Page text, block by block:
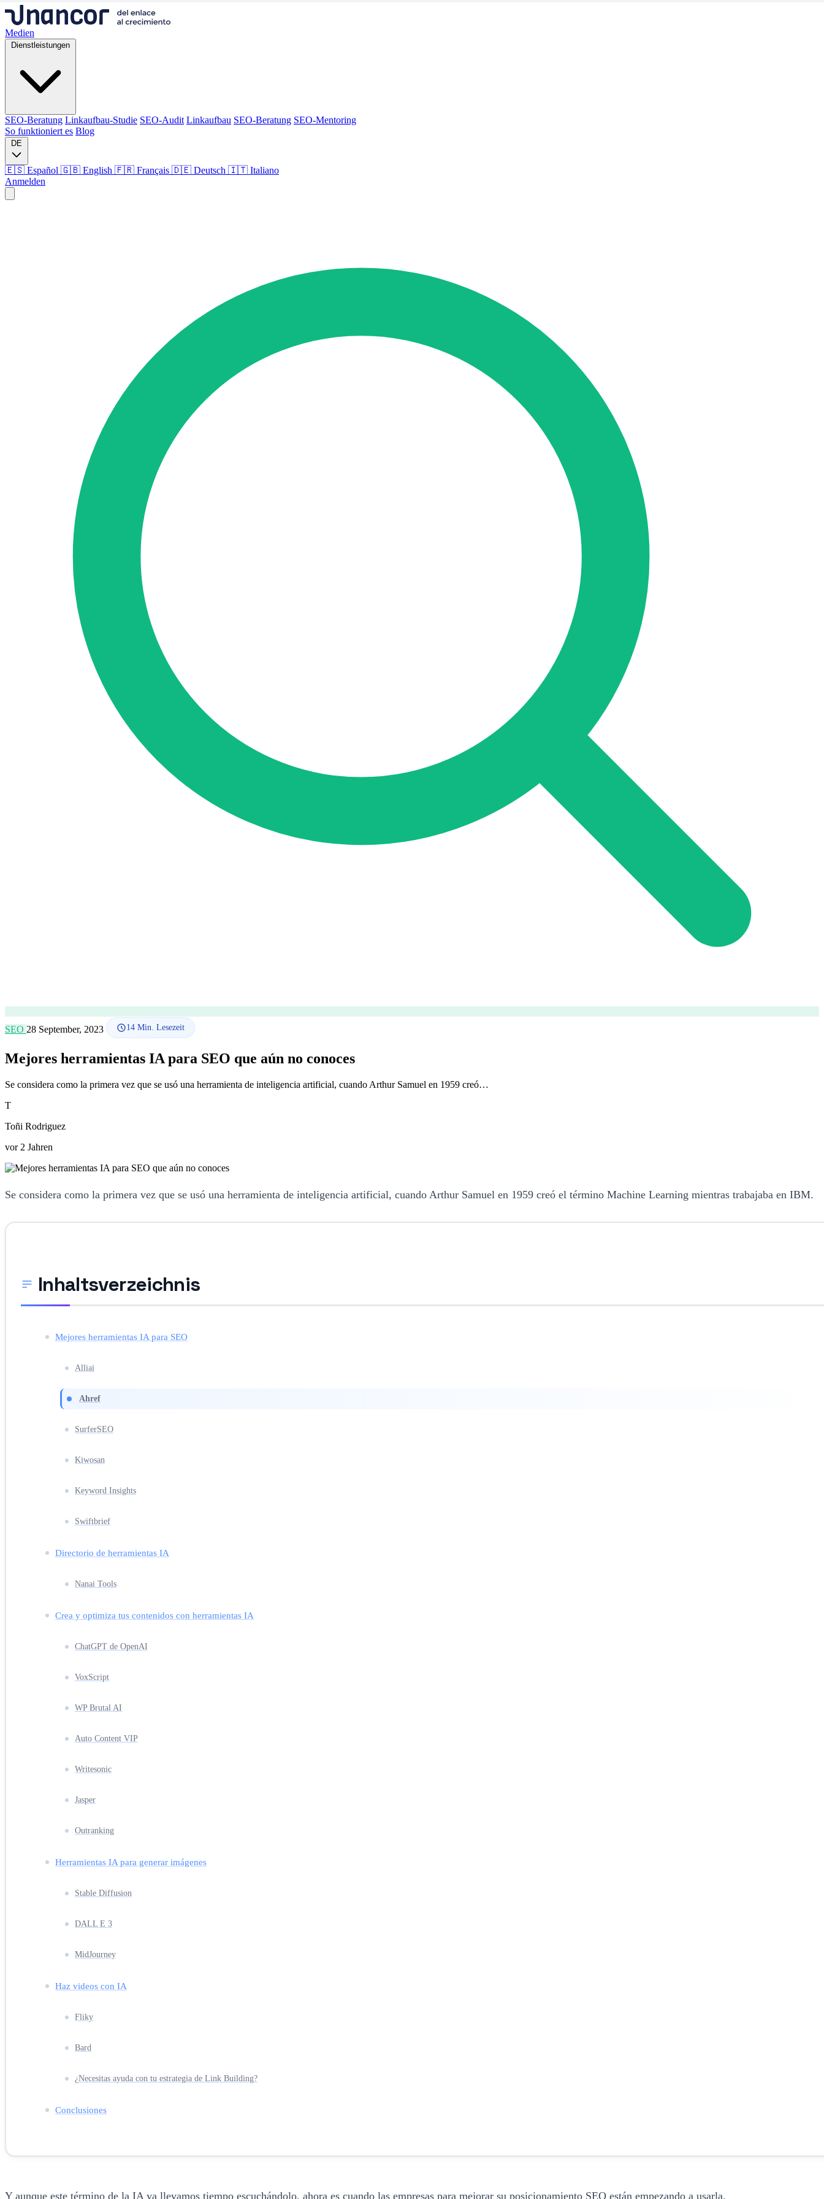
Medien
Dienstleistungen
SEO-Beratung Linkaufbau-Studie SEO-Audit Linkaufbau SEO-Beratung SEO-Mentoring
So funktioniert es Blog
DE
🇪🇸 Español 🇬🇧 English 🇫🇷 Français 🇩🇪 Deutsch 🇮🇹 Italiano
Anmelden
SEO-Beratung
🇮🇹 IT
SEO 28 September, 2023 14 Min. Lesezeit
Mejores herramientas IA para SEO que aún no conoces
Se considera como la primera vez que se usó una herramienta de inteligencia artificial, cuando Arthur Samuel en 1959 creó…
T
Toñi Rodriguez
vor 2 Jahren
Se considera como la primera vez que se usó una herramienta de inteligencia artificial, cuando Arthur Samuel en 1959 creó el término Machine Learning mientras trabajaba en IBM.
Inhaltsverzeichnis
Mejores herramientas IA para SEO
Alliai
Ahref
SurferSEO
Kiwosan
Keyword Insights
Swiftbrief
Directorio de herramientas IA
Nanai Tools
Crea y optimiza tus contenidos con herramientas IA
ChatGPT de OpenAI
VoxScript
WP Brutal AI
Auto Content VIP
Writesonic
Jasper
Outranking
Herramientas IA para generar imágenes
Stable Diffusion
DALL E 3
MidJourney
Haz videos con IA
Fliky
Bard
¿Necesitas ayuda con tu estrategia de Link Building?
Conclusiones
Y aunque este término de la IA ya llevamos tiempo escuchándolo, ahora es cuando las empresas para mejorar su posicionamiento SEO están empezando a usarla.